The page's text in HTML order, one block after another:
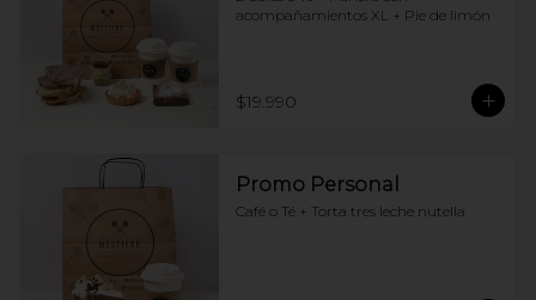
acompañamientos XL + Pie de limón
$19.990
Promo Personal
Café o Té + Torta tres leche nutella